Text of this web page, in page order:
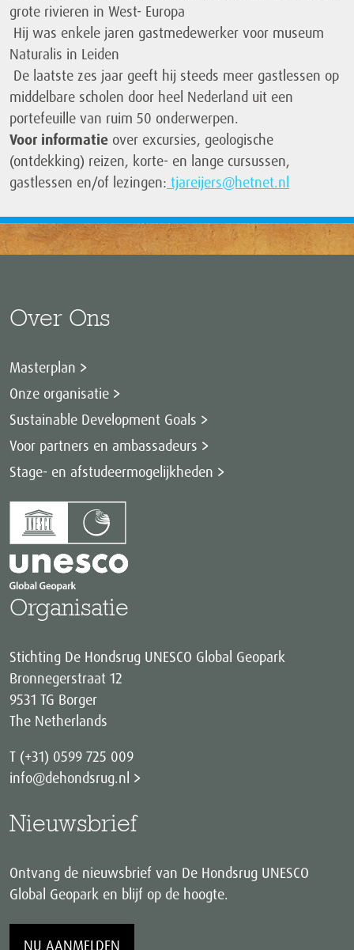
grote rivieren in West- Europa
Hij was enkele jaren gastmedewerker voor museum
Naturalis in Leiden
De laatste zes jaar geeft hij steeds meer gastlessen op
middelbare scholen door heel Nederland uit een
portefeuille van ruim 50 onderwerpen.
Voor informatie over excursies, geologische
(ontdekking) reizen, korte- en lange cursussen,
gastlessen en/of lezingen: tjareijers@hetnet.nl
Over Ons
Masterplan
Onze organisatie
Sustainable Development Goals
Voor partners en ambassadeurs
Stage- en afstudeermogelijkheden
Organisatie
Stichting De Hondsrug UNESCO Global Geopark
Bronnegerstraat 12
9531 TG Borger
The Netherlands
T (+31) 0599 725 009
info@dehondsrug.nl
Nieuwsbrief
Ontvang de nieuwsbrief van De Hondsrug UNESCO
Global Geopark en blijf op de hoogte.
NU AANMELDEN